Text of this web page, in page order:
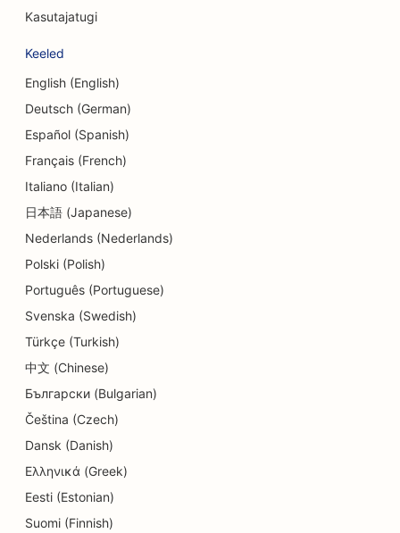
SEO võlanõustamise teenuste jaoks
SEO valuutavahetusteenuste jaoks
SEO dermabrasiooniteenuste jaoks
SEO päevakeskuste jaoks
SEO detailide kauplustele
SEO söögikohtadele
SEO koogipoodidele
SEO hariduse ja lastehoiuteenuste jaoks
SEO elektrikele
SEO keemilise puhastuse jaoks
SEO elektroonikakauplustele
SEO inseneribüroodele
Kasutajatugi
Keeled
English (English)
Deutsch (German)
Español (Spanish)
Français (French)
Italiano (Italian)
日本語 (Japanese)
Nederlands (Nederlands)
Polski (Polish)
Português (Portuguese)
Svenska (Swedish)
Türkçe (Turkish)
中文 (Chinese)
Български (Bulgarian)
Čeština (Czech)
Dansk (Danish)
Ελληνικά (Greek)
Eesti (Estonian)
Suomi (Finnish)